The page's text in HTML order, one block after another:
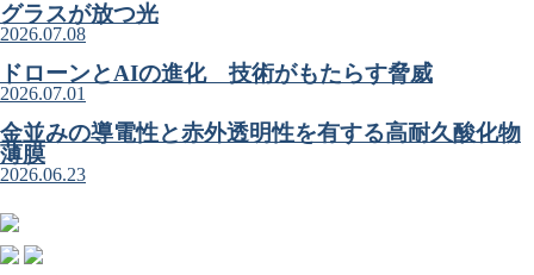
グラスが放つ光
2026.07.08
ドローンとAIの進化 技術がもたらす脅威
2026.07.01
金並みの導電性と赤外透明性を有する高耐久酸化物
薄膜
2026.06.23